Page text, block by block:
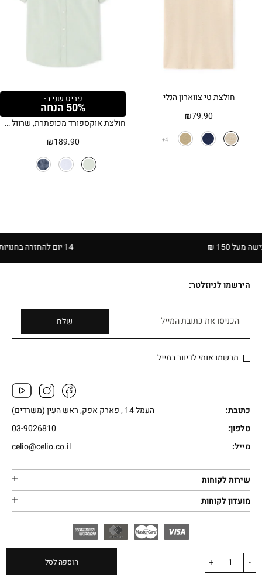
-
+ הוספה לסל
חולצת טי צווארון הנלי
₪79.90
4
פריט שני ב-
50% הנחה
חולצת אוקספורד מכופתרת, שרוול קצר, גזרה רגילה, 100% כותנה – ירוק מרווה
₪189.90
₪
הירשמו לניוזלטר:
הכניסו את כתובת המייל שלח
תרשמו אותי לדיוור במייל
כתובת:
העמל 14 , פארק אפק, ראש העין (משרדים)
טלפון:
03-9026810
מייל:
celio@celio.co.il
שירות לקוחות
מועדון לקוחות
CELIO.All rights reserved בניית אתרים |בניית
חנות וירטואלית